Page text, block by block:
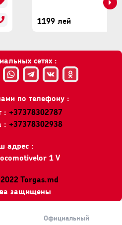
лей
сетях :
по телефону :
: +37378302787
: +37378302938
адрес :
1 V
Torgas.md
защищены
Официальный